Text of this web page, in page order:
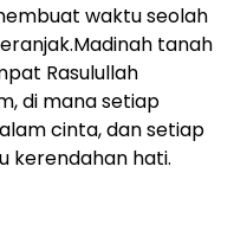
waktu seolah
tanah
Rasulullah
di mana setiap
cinta, dan setiap
kerendahan hati.